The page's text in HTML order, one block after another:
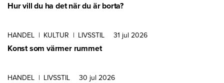
Hur vill du ha det när du är borta?
HANDEL | KULTUR | LIVSSTIL 31 jul 2026
Konst som värmer rummet
HANDEL | LIVSSTIL 30 jul 2026